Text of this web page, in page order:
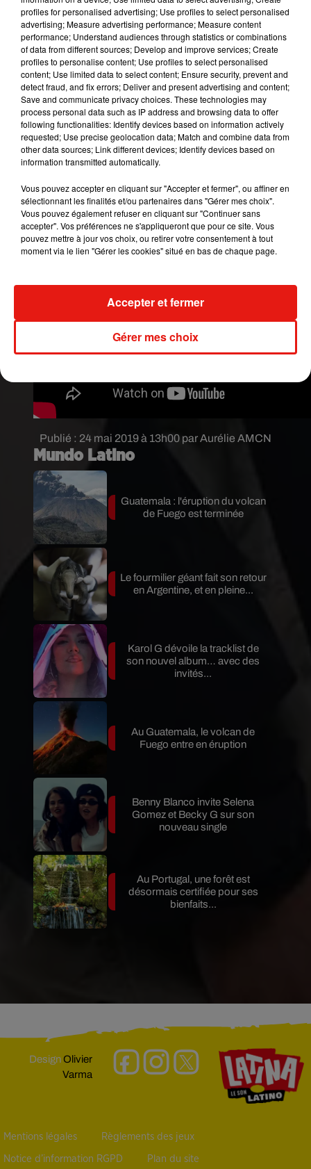
Publié : 24 mai 2019 à 13h00 par Aurélie AMCN
Bullock. Alors imaginez !». Rendez-vous dans les
prochains mois pour découvrir une première
bande-annonce puis le filmQue León 2
Bande-annonce du film Que León 1 :
Mundo Latino
Guatemala : l'éruption du volcan
de Fuego est terminée
Le fourmilier géant fait son retour
en Argentine, et en pleine...
Karol G dévoile la tracklist de
son nouvel album… avec des
invités...
Au Guatemala, le volcan de
Fuego entre en éruption
Benny Blanco invite Selena
Gomez et Becky G sur son
nouveau single
Au Portugal, une forêt est
désormais certifiée pour ses
bienfaits...
DesignOlivier
Varma
Mentions légales Règlements des jeux
Notice d’information RGPD Plan du site
profiles for personalised advertising; Use profiles to select personalised
advertising; Measure advertising performance; Measure content
performance; Understand audiences through statistics or combinations
of data from different sources; Develop and improve services; Create
profiles to personalise content; Use profiles to select personalised
content; Use limited data to select content; Ensure security, prevent and
detect fraud, and fix errors; Deliver and present advertising and content;
Save and communicate privacy choices. These technologies may
process personal data such as IP address and browsing data to offer
following functionalities: Identify devices based on information actively
requested; Use precise geolocation data; Match and combine data from
other data sources; Link different devices; Identify devices based on
information transmitted automatically.
Vous pouvez accepter en cliquant sur "Accepter et fermer", ou affiner en
sélectionnant les finalités et/ou partenaires dans "Gérer mes choix".
Vous pouvez également refuser en cliquant sur "Continuer sans
accepter". Vos préférences ne s'appliqueront que pour ce site. Vous
pouvez mettre à jour vos choix, ou retirer votre consentement à tout
moment via le lien "Gérer les cookies" situé en bas de chaque page.
Gérer mes choix
Accepter et fermer